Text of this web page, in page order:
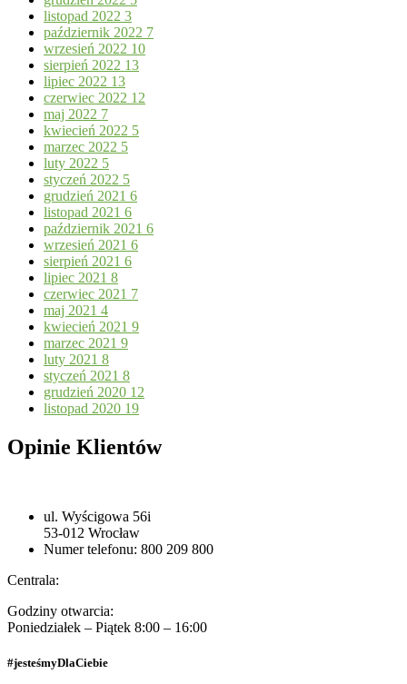
listopad 2022 3
październik 2022 7
wrzesień 2022 10
sierpień 2022 13
lipiec 2022 13
czerwiec 2022 12
maj 2022 7
kwiecień 2022 5
marzec 2022 5
luty 2022 5
styczeń 2022 5
grudzień 2021 6
listopad 2021 6
październik 2021 6
wrzesień 2021 6
sierpień 2021 6
lipiec 2021 8
czerwiec 2021 7
maj 2021 4
kwiecień 2021 9
marzec 2021 9
luty 2021 8
styczeń 2021 8
grudzień 2020 12
listopad 2020 19
Opinie Klientów
ul. Wyścigowa 56i
53-012 Wrocław
Numer telefonu: 800 209 800
Centrala:
Godziny otwarcia:
Poniedziałek – Piątek 8:00 – 16:00
#jesteśmyDlaCiebie